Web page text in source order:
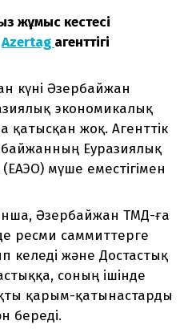
жұмыс кестесі
Azertag агенттігі
күні Әзербайжан
экономикалық
қатысқан жоқ. Агенттік
Еуразиялық
мүше еместігімен
Әзербайжан ТМД-ға
ресми саммиттерге
келеді және Достастық
соның ішінде
қарым-қатынастарды
береді.